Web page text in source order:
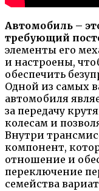
Автомобиль –
требующий
элементы его
и настроены,
обеспечить
Одной из самых
автомобиля
за передачу
колесам и
Внутри
компонент,
отношение и
переключение
семейства